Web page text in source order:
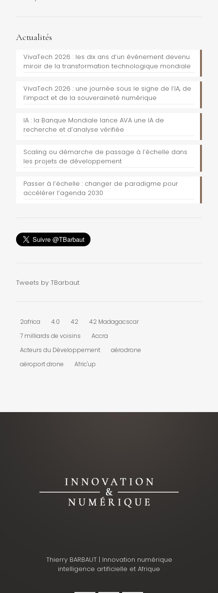
Actualités
VivaTech 2026 : les dix ans d’un événement devenu
miroir de la transformation technologique mondiale
VivaTech 2026 : une journée sous le signe de l’IA, de
l’impact et de la souveraineté numérique
IA : la Banque Mondiale lance AVA une IA de
recherche et d’analyse vérifiée
Scaling ou démarche de passage à l’échelle dans
les projets de développement
Passer à l’échelle : changer de paradigme pour
accélérer l’agenda 2030
Tweets by TBarbaut
2africa 4.0 42
42 Madagacscar
7 milliards de voisins
Accra
Acteurs du Développement
aérodrone
aéroport drone
Afric'up
Thierry BARBAUT | Innovation numérique
intelligence artificielle et Afrique